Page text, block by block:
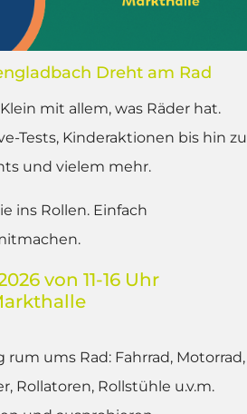
Dreht am Rad
mit allem, was Räder hat.
Tests, Kinderaktionen bis hin zu
und vielem mehr.
ins Rollen. Einfach
von 11-16 Uhr
rum ums Rad: Fahrrad, Motorrad,
Rollatoren, Rollstühle u.v.m.